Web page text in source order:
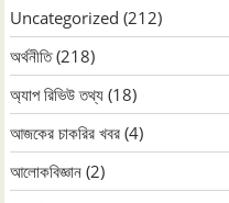
Uncategorized (212)
অর্থনীতি(218)
অ্যাপ রিভিউ তথ্য (18)
আজকের চাকরির খবর (4)
আলোকবিজ্ঞান (2)